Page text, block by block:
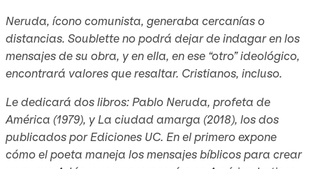
Neruda, ícono comunista, generaba cercanías o
distancias. Soublette no podrá dejar de indagar en los
mensajes de su obra, y en ella, en ese “otro” ideológico,
encontrará valores que resaltar. Cristianos, incluso.
Le dedicará dos libros: Pablo Neruda, profeta de
América (1979), y La ciudad amarga (2018), los dos
publicados por Ediciones UC. En el primero expone
cómo el poeta maneja los mensajes bíblicos para crear